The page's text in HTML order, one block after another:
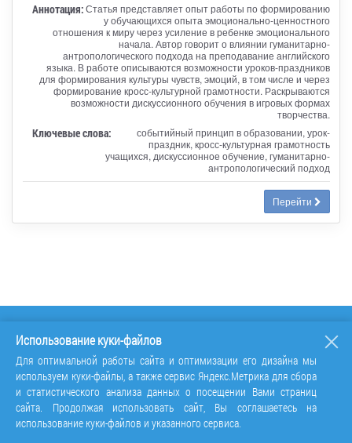
Аннотация:Статья представляет опыт работы по формированию
у обучающихся опыта эмоционально-ценностного
отношения к миру через усиление в ребенке эмоционального
начала. Автор говорит о влиянии гуманитарно-
антропологического подхода на преподавание английского
языка. В работе описываются возможности уроков-праздников
для формирования культуры чувств, эмоций, в том числе и через
формирование кросс-культурной грамотности. Раскрываются
возможности дискуссионного обучения в игровых формах
творчества.
Ключевые слова:
событийный принцип в образовании, урок-
праздник, кросс-культурная грамотность
учащихся, дискуссионное обучение, гуманитарно-
антропологический подход
Перейти
Использование куки-файлов
Для оптимальной работы сайта и оптимизации его дизайна мы
используем куки-файлы, а также сервис Яндекс.Метрика для сбора
и статистического анализа данных о посещении Вами страниц
сайта. Продолжая использовать сайт, Вы соглашаетесь на
использование куки-файлов и указанного сервиса.